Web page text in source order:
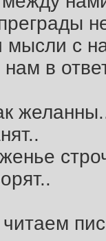
мысли с
нам в